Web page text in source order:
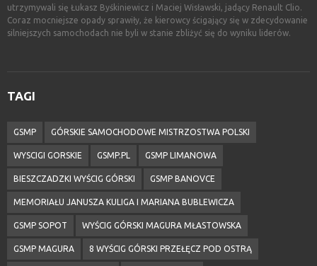
utrzymywali się Łukasz Byśkiniewicz i Maciej Wisławski, jadący Renault Clio.
Coraz mocniejsze opady sprawiły, że kierowcy ścigający się w zdecydowanie
silniejszych samochodach nie byli w stanie zbliżyć się do wyniku liderów.
TAGI
GSMP GÓRSKIE SAMOCHODOWE MISTRZOSTWA POLSKI
WYSCIGI GORSKIE GSMP.PL GSMP LIMANOWA
BIESZCZADZKI WYŚCIG GÓRSKI GSMP BANOVCE
MEMORIAŁU JANUSZA KULIGA I MARIANA BUBLEWICZA
GSMP SOPOT WYŚCIG GÓRSKI MAGURA MŁASTOWSKA
GSMP MAGURA 8 WYŚCIG GÓRSKI PRZEŁĘCZ POD OSTRĄ